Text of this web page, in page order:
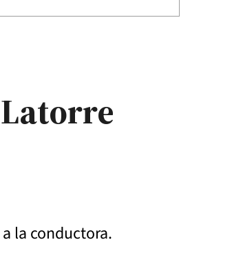
la conductora.